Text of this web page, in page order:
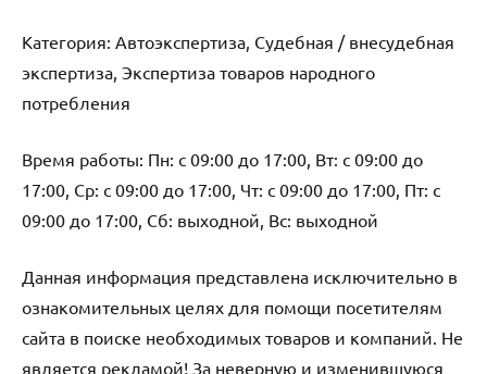
Категория: Автоэкспертиза, Судебная / внесудебная
экспертиза, Экспертиза товаров народного
потребления
Время работы: Пн: с 09:00 до 17:00, Вт: с 09:00 до
17:00, Ср: с 09:00 до 17:00, Чт: с 09:00 до 17:00, Пт: с
09:00 до 17:00, Сб: выходной, Вс: выходной
Данная информация представлена исключительно в
ознакомительных целях для помощи посетителям
сайта в поиске необходимых товаров и компаний. Не
является рекламой! За неверную и изменившуюся